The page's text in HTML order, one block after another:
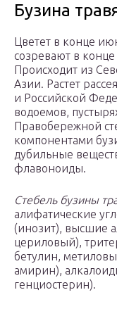
Бузина
Цветет в конце
созревают в конце
Происходит из
Азии. Растет
и Российской
водоемов,
Правобережной
компонентами
дубильные
флавоноиды.
Стебель бузины
алифатические
(инозит), высшие
цериловый),
бетулин,
амирин),
генциостерин).